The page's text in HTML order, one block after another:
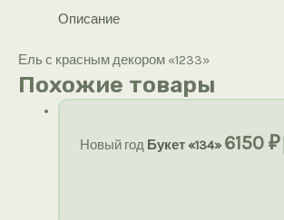
Описание
Ель с красным декором «1233»
Похожие товары
Новый год Букет «134» 6150₽